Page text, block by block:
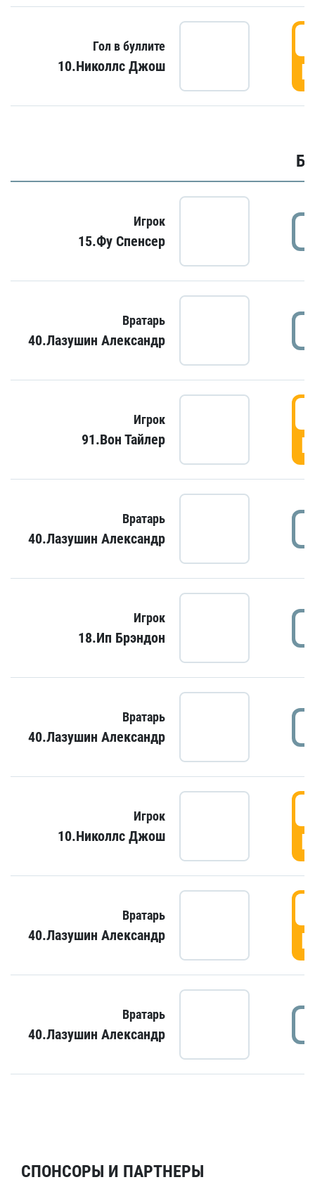
Гол в буллите
10.Николлс Джош
Игрок
15.Фу Спенсер
Вратарь
40.Лазушин Александр
Игрок
91.Вон Тайлер
Вратарь
40.Лазушин Александр
Игрок
18.Ип Брэндон
Вратарь
40.Лазушин Александр
Игрок
10.Николлс Джош
Вратарь
40.Лазушин Александр
Вратарь
40.Лазушин Александр
СПОНСОРЫ И ПАРТНЕРЫ